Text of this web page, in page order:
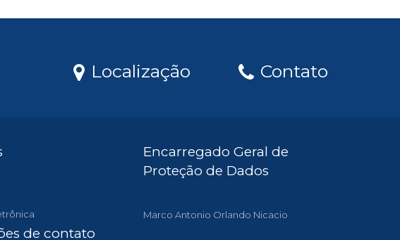
Localização Contato
Encarregado Geral de
Proteção de Dados
Marco Antonio Orlando Nicacio
de contato